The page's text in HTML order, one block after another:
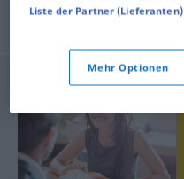
Liste der Partner (Lieferanten)
Mehr Optionen